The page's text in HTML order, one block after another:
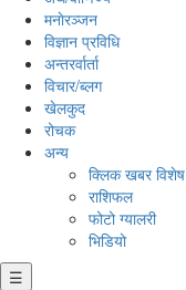
मनाेरञ्जन
विज्ञान प्रविधि
अन्तरर्वार्ता
विचार/ब्लग
खेलकुद
रोचक
अन्य
क्लिक खबर विशेष
राशिफल
फोटो ग्यालरी
भिडियो
☰